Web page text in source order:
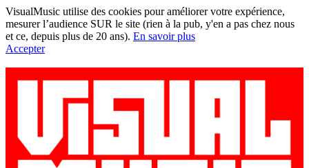
VisualMusic utilise des cookies pour améliorer votre expérience,
mesurer l’audience SUR le site (rien à la pub, y'en a pas chez nous
et ce, depuis plus de 20 ans). En savoir plus
Accepter